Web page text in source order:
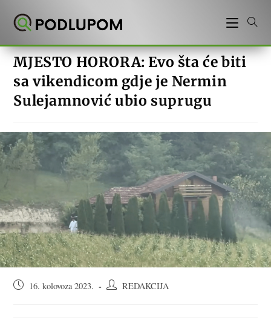
MJESTO HORORA: Evo šta će biti
sa vikendicom gdje je Nermin
Sulejamnović ubio suprugu
Objava16. kolovoza 2023.
AutorREDAKCIJA